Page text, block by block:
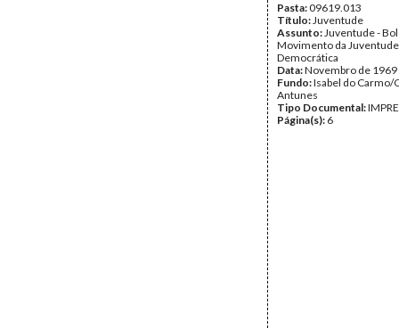
Pasta:09619.013
Título:Juventude
Assunto:Juventude -
Movimento da Juventude
Democrática
Data:Novembro de 1969
Fundo:Isabel do Carmo/
Antunes
Tipo Documental:
Página(s): 6